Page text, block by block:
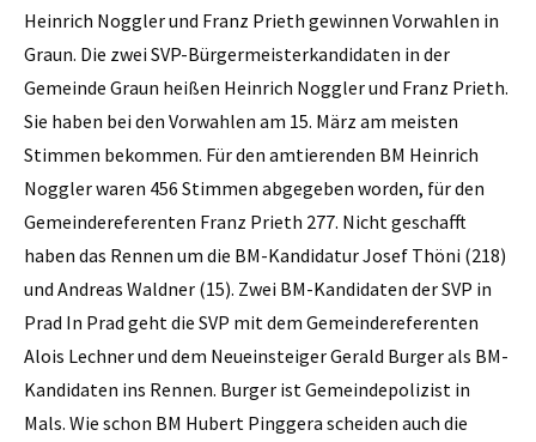
Heinrich Noggler und Franz Prieth gewinnen Vorwahlen in
Graun. Die zwei SVP-Bürgermeisterkandidaten in der
Gemeinde Graun heißen Heinrich Noggler und Franz Prieth.
Sie haben bei den Vorwahlen am 15. März am meisten
Stimmen bekommen. Für den amtierenden BM ­Heinrich
Noggler waren 456 Stimmen abgegeben worden, für den
Gemeindereferenten Franz Prieth 277. Nicht geschafft
haben das Rennen um die BM-Kandidatur Josef Thöni (218)
und Andreas Waldner (15). Zwei BM-Kandidaten der SVP in
Prad In Prad geht die SVP mit dem Gemeindereferenten
Alois Lechner und dem Neueinsteiger Gerald Burger als BM-
Kandidaten ins Rennen. Burger ist Gemeindepolizist in
Mals. Wie schon BM Hubert Pinggera scheiden auch die